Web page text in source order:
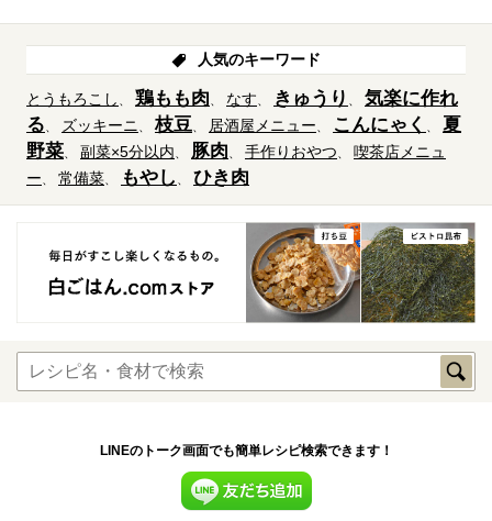
人気のキーワード
とうもろこし 鶏もも肉 なす きゅうり
気楽に作れ
る
ズッキーニ 枝豆 居酒屋メニュー こんにゃく
夏
野菜
副菜×5分以内 豚肉 手作りおやつ
喫茶店メニュ
ー
常備菜 もやし ひき肉
LINEのトーク画面でも簡単レシピ検索できます！